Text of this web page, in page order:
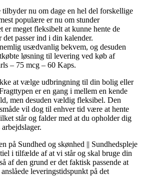
nu om dage en hel del forskellige
populære er nu om stunder
er meget fleksibelt at kunne hente de
passer ind i din kalender.
usædvanlig bekvem, og desuden
løsning til levering ved køb af
– 75 mcg – 60 Kaps.
at vælge udbringning til din bolig eller
er en gang i mellem en kende
men desuden vældig fleksibel. Den
vil dog til enhver tid være at hente
står og falder med at du opholder dig
på Sundhed og skønhed || Sundhedspleje
i tilfælde af at vi står og skal bruge din
af den grund er det faktisk passende at
leveringstidspunkt på det